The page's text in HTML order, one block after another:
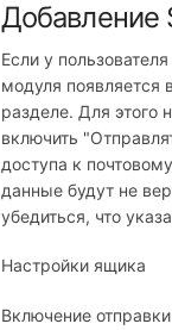
Добавление
Если у
модуля появляется
разделе. Для этого
включить
доступа к
данные будут не
убедиться, что
Настройки ящика
Включение